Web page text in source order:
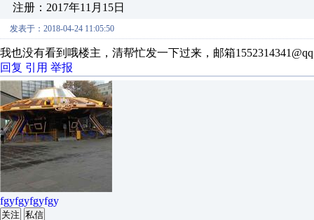
注册：2017年11月15日
发表于：2018-04-24 11:05:50
我也没有看到哦楼主，清帮忙发一下过来，邮箱
回复 引用 举报
fgyfgyfgyfgy
关注 私信